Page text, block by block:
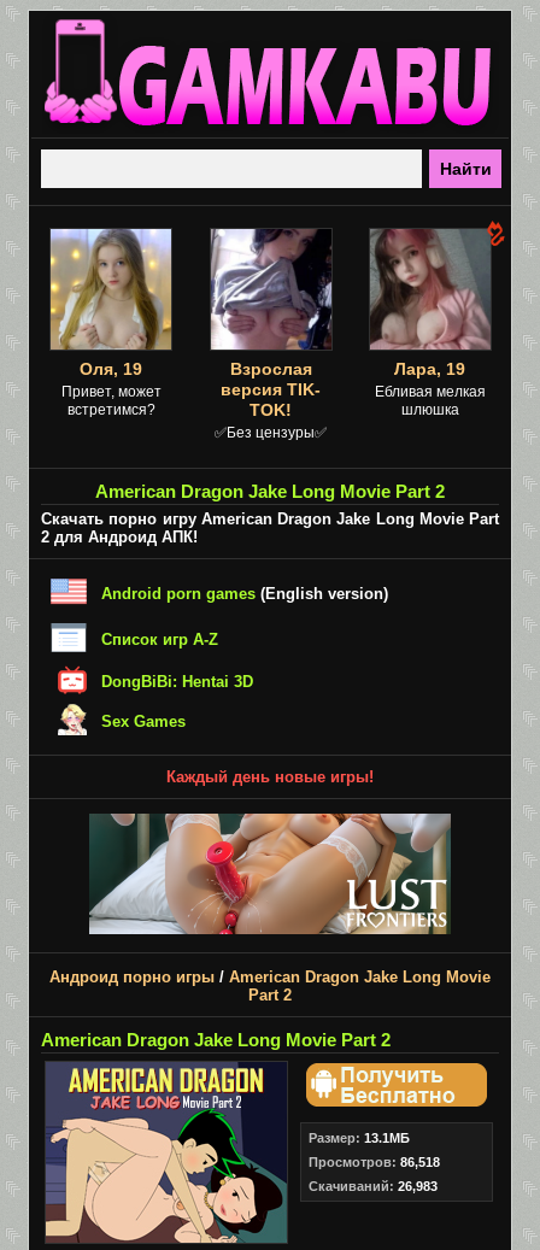
Оля, 19
Привет, может
встретимся?
Взрослая
версия TIK-
TOK!
✅Без цензуры✅
Лара, 19
Ебливая мелкая
шлюшка
American Dragon Jake Long Movie Part 2
Скачать порно игру American Dragon Jake Long Movie Part
2 для Андроид АПК!
Android porn games (English version)
Список игр A-Z
DongBiBi: Hentai 3D
Sex Games
Каждый день новые игры!
Андроид порно игры / American Dragon Jake Long Movie
Part 2
American Dragon Jake Long Movie Part 2
Размер: 13.1МБ
Просмотров: 86,518
Скачиваний: 26,983